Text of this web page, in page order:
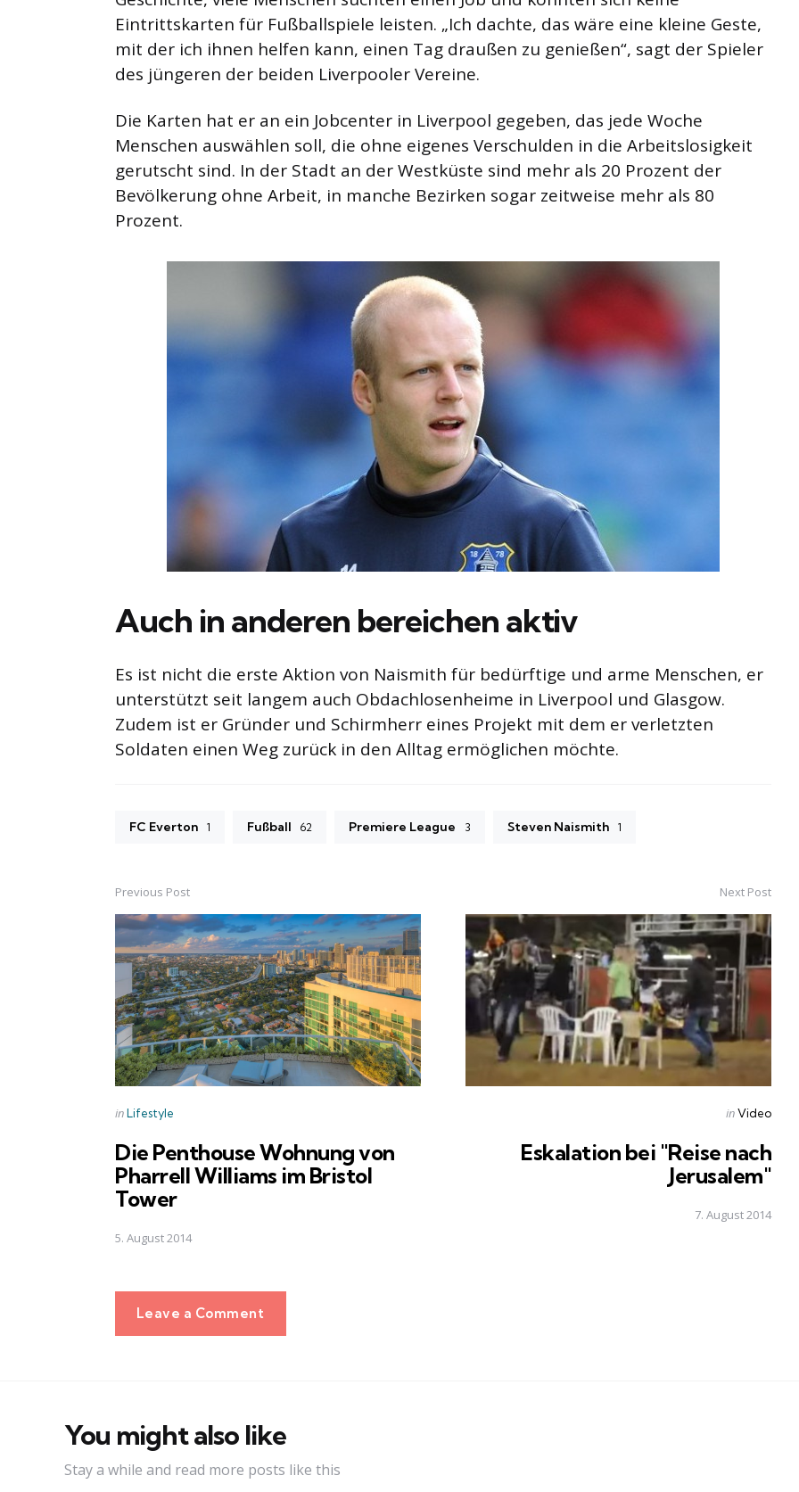
Eintrittskarten für Fußballspiele leisten. „Ich dachte, das wäre eine kleine Geste,
mit der ich ihnen helfen kann, einen Tag draußen zu genießen“, sagt der Spieler
des jüngeren der beiden Liverpooler Vereine.
Die Karten hat er an ein Jobcenter in Liverpool gegeben, das jede Woche
Menschen auswählen soll, die ohne eigenes Verschulden in die Arbeitslosigkeit
gerutscht sind. In der Stadt an der Westküste sind mehr als 20 Prozent der
Bevölkerung ohne Arbeit, in manche Bezirken sogar zeitweise mehr als 80
Prozent.
Auch in anderen bereichen aktiv
Es ist nicht die erste Aktion von Naismith für bedürftige und arme Menschen, er
unterstützt seit langem auch Obdachlosenheime in Liverpool und Glasgow.
Zudem ist er Gründer und Schirmherr eines Projekt mit dem er verletzten
Soldaten einen Weg zurück in den Alltag ermöglichen möchte.
FC Everton 1 Fußball 62 Premiere League 3 Steven Naismith 1
Post
navigation
Previous Post
Posted
inLifestyle
Die Penthouse Wohnung von
Pharrell Williams im Bristol
Tower
5. August 2014
Next Post
Posted
inVideo
Eskalation bei "Reise nach
Jerusalem"
7. August 2014
Leave a Comment
You might also like
Stay a while and read more posts like this